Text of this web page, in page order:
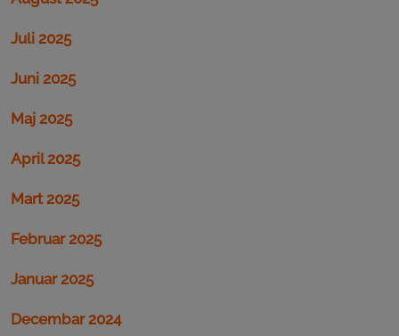
Juli 2025
Juni 2025
Maj 2025
April 2025
Mart 2025
Februar 2025
Januar 2025
Decembar 2024